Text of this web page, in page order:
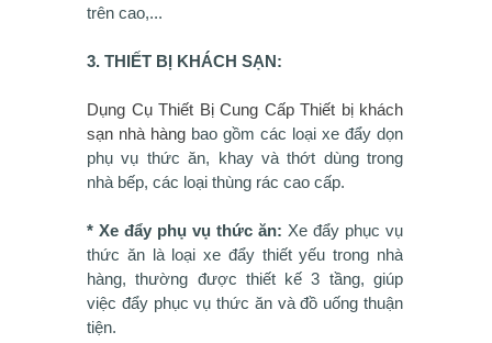
trên cao,...
3. THIẾT BỊ KHÁCH SẠN:
Dụng Cụ Thiết Bị Cung Cấp Thiết bị khách
sạn nhà hàng bao gồm các loại xe đẩy dọn
phụ vụ thức ăn, khay và thớt dùng trong
nhà bếp, các loại thùng rác cao cấp.
* Xe đẩy phụ vụ thức ăn: Xe đẩy phục vụ
thức ăn là loại xe đẩy thiết yếu trong nhà
hàng, thường được thiết kế 3 tầng, giúp
việc đẩy phục vụ thức ăn và đồ uống thuận
tiện.